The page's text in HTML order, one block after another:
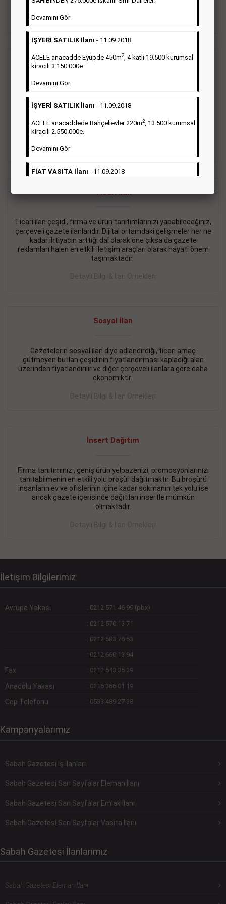
Detaylı Bilgi & İlan Örnekleri
Vasıta İlanı
Sarı sayfa ilanlar alım- satım, duyuru, mini reklam şeklinde
ifade edilebilen ilanlardır. Gazetelerin tirajını önemli ölçüde
etkilerler ve gazete gelirlerinin de önemli bir bölümünü
oluştururlar.Sabah sarı sayfa eleman ilanlarında 6 kelime
sayısı şartı aranmamaktadır.
Detaylı Bilgi & İlan Örnekleri
Ticari İlan
Ticari ilan çeşidi, firma ve ürün tanıtımlarınızı yapabileceğiniz,
çerçeveli gazete ilanlarıdır. Dijital ortamdaki gelişmeler her ne
kadar ihtiyacın arttığı dal olarak öne çıksa da gazete
reklamları halen en etkili iletişim araçları olarak hayati önem
taşımaktadır.
Detaylı Bilgi & İlan Örnekleri
Sosyal İlan
Gazetelerin sosyal ilan diye adlandırdığı, ticari amaç
gütmeyen bu ilan çeşidinin fiyatlandırması kapladığı alan
üzerinden fiyatlandırılır ve diğer çerçeveli ilanlara göre daha
ekonomiktir.
Detaylı Bilgi & İlan Örnekleri
İnsert Dağıtım
Firma tanıtımınızı, geniş ürün yelpazenizi, promosyonlarınızı
tanıtabilmenin en etkili yolu broşür dağıtmaktır. Bu broşürü
insanların ev ve ofislerinin içine kadar sokmanın tek yolu ise
ancak gazete içerisinde dağıtılan insertle mümkün
olmaktadır.
Detaylı Bilgi & İlan Örnekleri
İletişim Bilgilerimiz
Avrupa Yakası : 0212 571 46 99 (pbx)
: 0212 570 13 71
: 0212 583 76 53
: 0212 660 13 94
Fax : 0212 543 35 39
Anadolu Yakası : 0216 366 01 19
Cep Telefonu : 0533 489 27 38
Kampanyalarımız
Sabah Gazetesi İş İlanları
Sabah Gazetesi Sarı Sayfalar Eleman İlanı
Sabah Gazetesi Sarı Sayfalar Emlak İlanı
Sabah Gazetesi Sarı Sayfalar Vasıta İlanı
Sabah Gazetesi İlanlarımız
Sabah Gazetesi Eleman İlanı
Devamını Gör
İŞYERİ SATILIK İlanı - 11.09.2018
ACELE anacadde Eyüpde 450m2, 4 katlı 19.500 kurumsal
kiracılı 3.150.000e.
Devamını Gör
İŞYERİ SATILIK İlanı - 11.09.2018
ACELE anacaddede Bahçelievler 220m2, 13.500 kurumsal
kiracılı 2.550.000e.
Devamını Gör
FİAT VASITA İlanı - 11.09.2018
2.800.000e kurumsal mağaza.
BAKIRKÖY SATILIK İlanı- 11.09.2018
KARTALTEPEde kelepir 2+ 1 satılık daire
İŞYERİ KİRALIK İlanı - 11.09.2018
BEYLİKDÜZÜ Kavaklıda 4 katlı bina
DEVREMÜLK KİRALIK İlanı- 11.09.2018
SİNYE Tekstile Şoförlüğü olan 35 yaşını aşmamış, Depo
elemanı alınacaktır. Osmanbey, Şişli
Devamını Gör